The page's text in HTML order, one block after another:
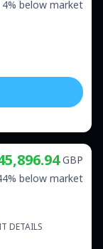
4% below market
DETAILS
GBP
below market